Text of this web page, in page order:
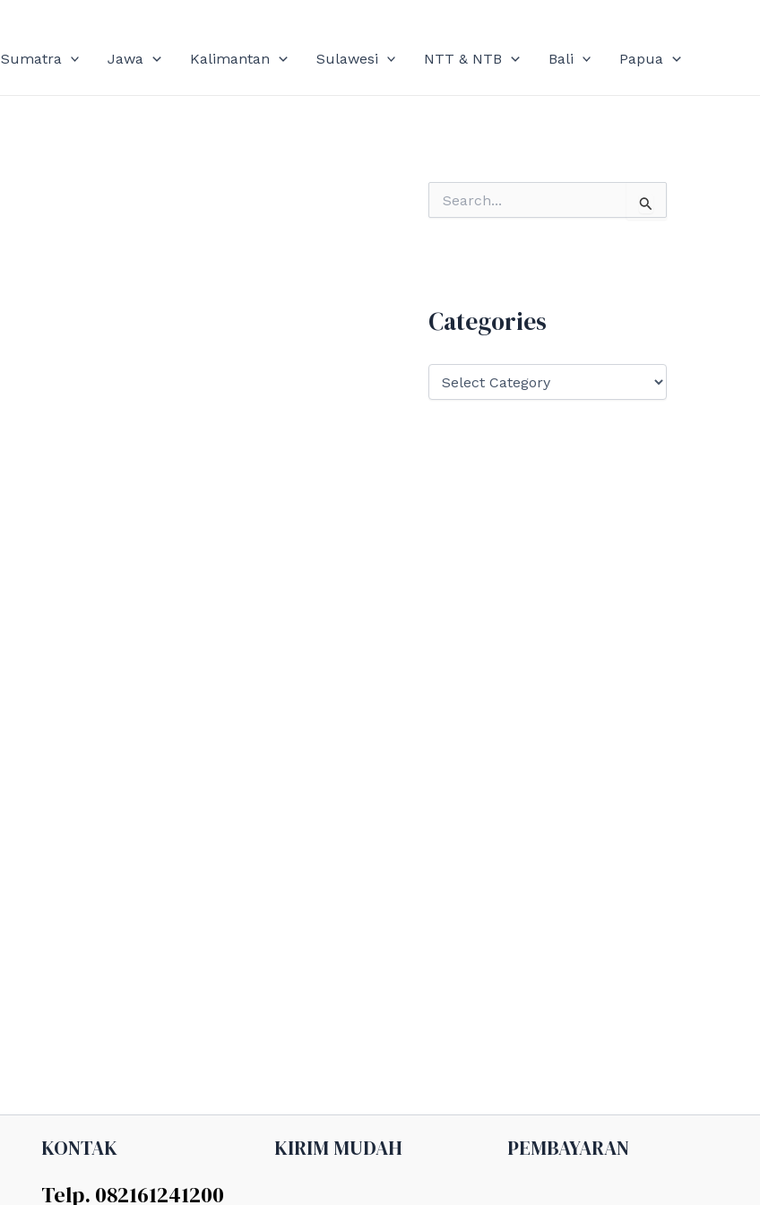
Sumatra Jawa Kalimantan Sulawesi NTT & NTB Bali Papua
o
Categories
KONTAK
Telp. 082161241200
KIRIM MUDAH PEMBAYARAN